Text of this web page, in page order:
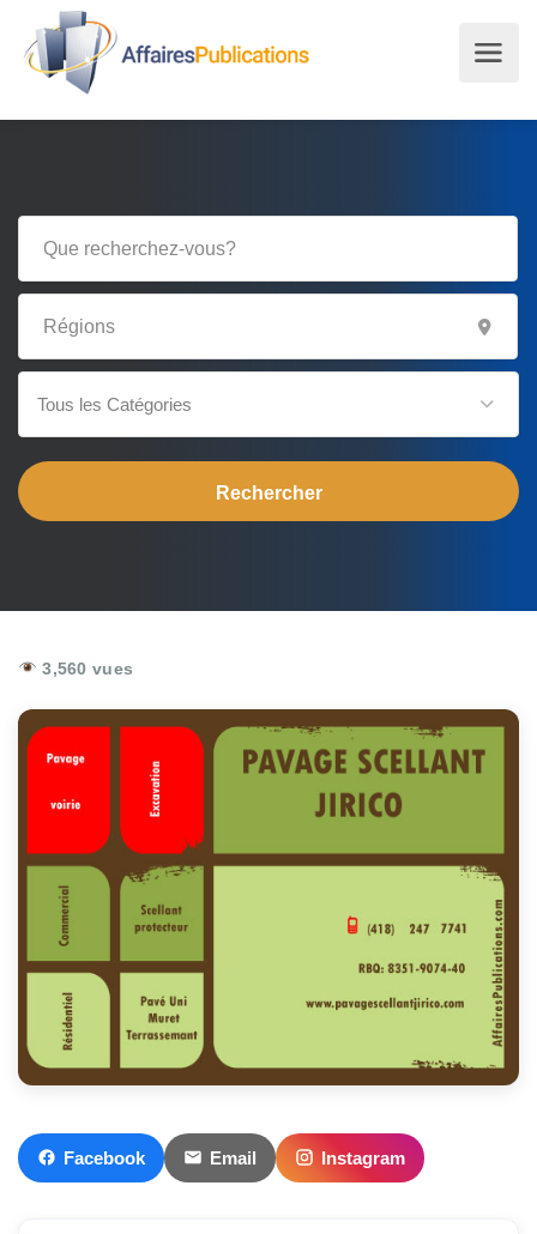
Tous les Catégories
3,560 vues
Facebook Email Instagram